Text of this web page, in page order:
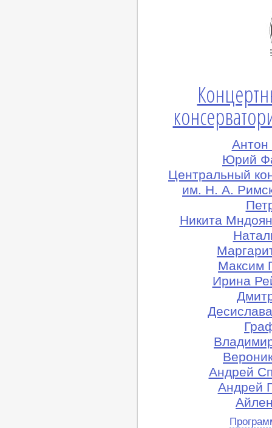
Юрий
Центральный
им. Н. А.
Никита
Максим
Ирина
Андрей
Андрей